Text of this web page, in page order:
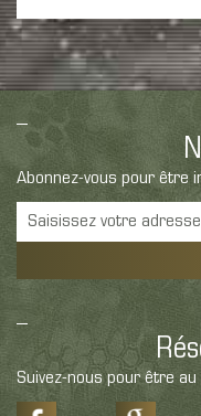
Abonnez-vous pour être
Suivez-nous pour être